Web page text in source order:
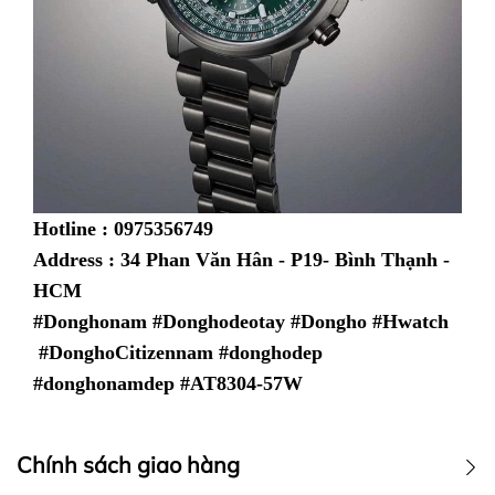
Hotline : 0975356749
Address : 34 Phan Văn Hân - P19- Bình Thạnh -
HCM
#Donghonam #Donghodeotay #Dongho #Hwatch
#DonghoCitizennam #donghodep
#donghonamdep #AT8304-57W
Chính sách giao hàng